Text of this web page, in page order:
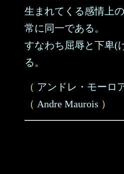
生まれてくる感情上
常に同一である。
すなわち屈辱と下卑(
る。
（ アンドレ・モーロ
（ Andre Maurois ）